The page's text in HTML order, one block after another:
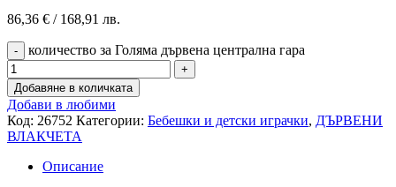
86,36 € / 168,91 лв.
количество за Голяма дървена централна гара
Добавяне в количката
Добави в любими
Код: 26752 Категории: Бебешки и детски играчки, ДЪРВЕНИ
ВЛАКЧЕТА
Описание